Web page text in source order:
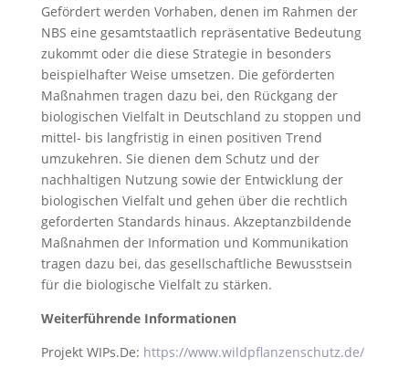
Gefördert werden Vorhaben, denen im Rahmen der
NBS eine gesamtstaatlich repräsentative Bedeutung
zukommt oder die diese Strategie in besonders
beispielhafter Weise umsetzen. Die geförderten
Maßnahmen tragen dazu bei, den Rückgang der
biologischen Vielfalt in Deutschland zu stoppen und
mittel- bis langfristig in einen positiven Trend
umzukehren. Sie dienen dem Schutz und der
nachhaltigen Nutzung sowie der Entwicklung der
biologischen Vielfalt und gehen über die rechtlich
geforderten Standards hinaus. Akzeptanzbildende
Maßnahmen der Information und Kommunikation
tragen dazu bei, das gesellschaftliche Bewusstsein
für die biologische Vielfalt zu stärken.
Weiterführende Informationen
Projekt WIPs.De: https://www.wildpflanzenschutz.de/